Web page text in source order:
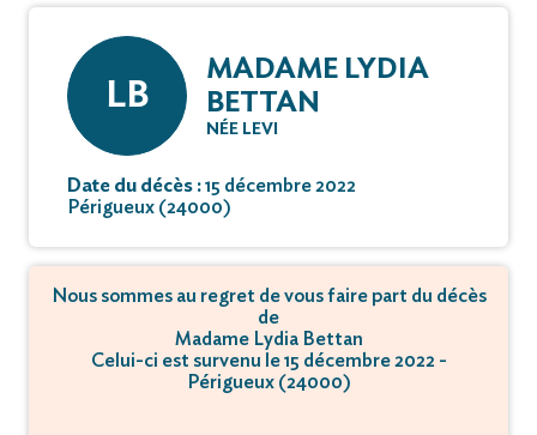
LB
MADAME LYDIA
BETTAN
NÉE LEVI
Date du décès :15 décembre 2022
Périgueux (24000)
Nous sommes au regret de vous faire part du décès
de
Madame Lydia Bettan
Celui-ci est survenu le 15 décembre 2022 -
Périgueux (24000)